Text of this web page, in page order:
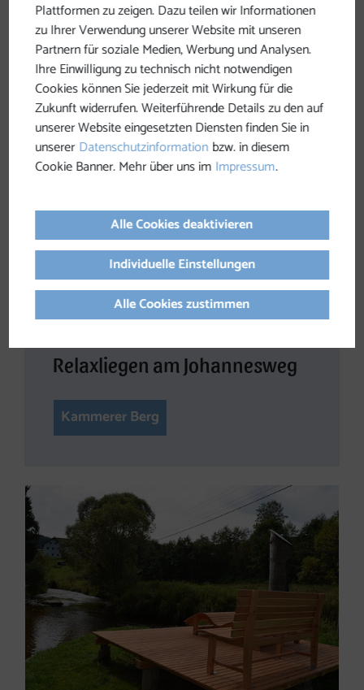
Relaxliegen am Johannesweg
Kammerer Berg
Plattformen zu zeigen. Dazu teilen wir Informationen
zu Ihrer Verwendung unserer Website mit unseren
Partnern für soziale Medien, Werbung und Analysen.
Ihre Einwilligung zu technisch nicht notwendigen
Cookies können Sie jederzeit mit Wirkung für die
Zukunft widerrufen. Weiterführende Details zu den auf
unserer Website eingesetzten Diensten finden Sie in
unsererDatenschutzinformation bzw. in diesem
Cookie Banner. Mehr über uns im Impressum.
Alle Cookies deaktivieren
Individuelle Einstellungen
Alle Cookies zustimmen